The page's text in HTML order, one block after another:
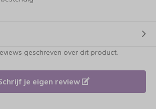
geschreven over dit product.
je eigen review